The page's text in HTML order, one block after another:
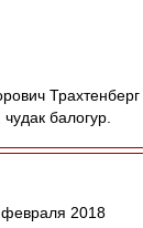
Трахтенберг
балогур.
февраля 2018